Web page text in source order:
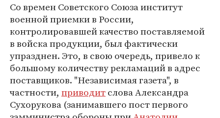
Со времен Советского Союза институт
военной приемки в России,
контролировавшей качество поставляемой
в войска продукции, был фактически
упразднен. Это, в свою очередь, привело к
большому количеству рекламаций в адрес
поставщиков. "Независимая газета", в
частности, приводитслова Александра
Сухорукова (занимавшего пост первого